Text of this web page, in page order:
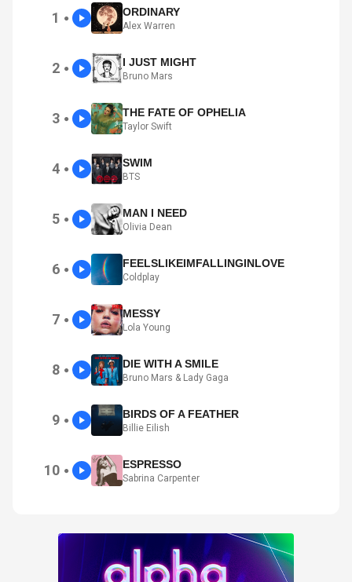
1 ● ORDINARY
Alex Warren
2 ● I JUST MIGHT
Bruno Mars
3 ● THE FATE OF OPHELIA
Taylor Swift
4 ● SWIM
BTS
5 ● MAN I NEED
Olivia Dean
6 ● FEELSLIKEIMFALLINGINLOVE
Coldplay
7 ● MESSY
Lola Young
8 ● DIE WITH A SMILE
Bruno Mars & Lady Gaga
9 ● BIRDS OF A FEATHER
Billie Eilish
10 ● ESPRESSO
Sabrina Carpenter